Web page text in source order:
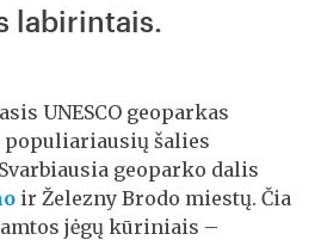
labirintais.
UNESCO geoparkas
populiariausių šalies
geoparko dalis
ir Železny Brodo miestų. Čia
jėgų kūriniais –